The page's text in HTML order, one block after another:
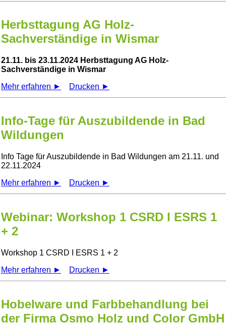
Herbsttagung AG Holz-
Sachverständige in Wismar
21.11. bis 23.11.2024 Herbsttagung AG Holz-
Sachverständige in Wismar
Mehr erfahren ►
Drucken ►
Info-Tage für Auszubildende in Bad
Wildungen
Info Tage für Auszubildende in Bad Wildungen am 21.11. und
22.11.2024
Mehr erfahren ►
Drucken ►
Webinar: Workshop 1 CSRD I ESRS 1
+ 2
Workshop 1 CSRD I ESRS 1 + 2
Mehr erfahren ►
Drucken ►
Hobelware und Farbbehandlung bei
der Firma Osmo Holz und Color GmbH